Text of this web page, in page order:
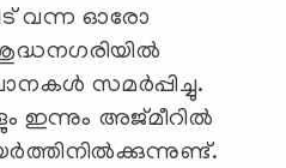
വന്ന ഓരോ
സമർപ്പിച്ചു.
ഇന്നും അജ്മീറിൽ